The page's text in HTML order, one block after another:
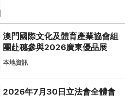
澳門國際文化及體育產業協會組
團赴穗參與2026廣東優品展
本地資訊
2026年7月30日立法會全體會